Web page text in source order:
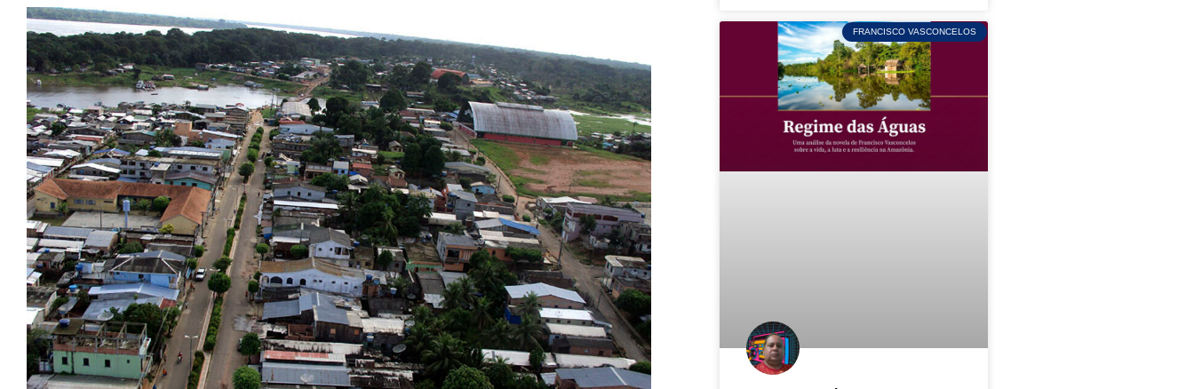
FRANCISCO VASCONCELOS